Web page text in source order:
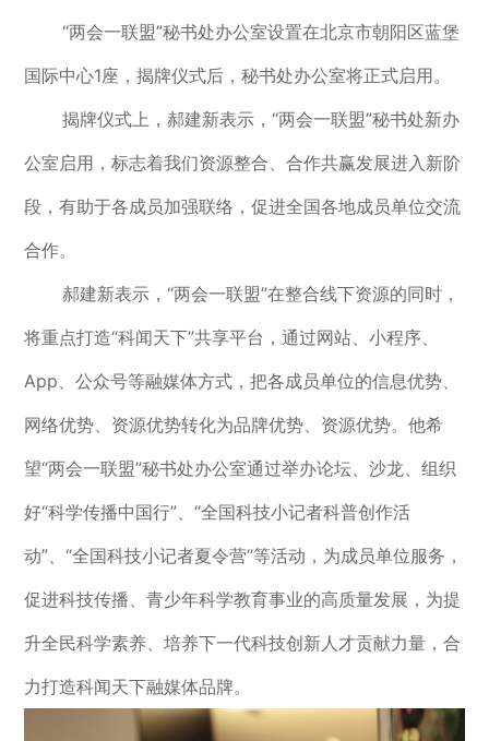
“两会一联盟”秘书处办公室设置在北京市朝阳区蓝堡
国际中心1座，揭牌仪式后，秘书处办公室将正式启用。
揭牌仪式上，郝建新表示，“两会一联盟”秘书处新办
公室启用，标志着我们资源整合、合作共赢发展进入新阶
段，有助于各成员加强联络，促进全国各地成员单位交流
合作。
郝建新表示，“两会一联盟”在整合线下资源的同时，
将重点打造“科闻天下”共享平台，通过网站、小程序、
App、公众号等融媒体方式，把各成员单位的信息优势、
网络优势、资源优势转化为品牌优势、资源优势。他希
望“两会一联盟”秘书处办公室通过举办论坛、沙龙、组织
好“科学传播中国行”、“全国科技小记者科普创作活
动”、“全国科技小记者夏令营”等活动，为成员单位服务，
促进科技传播、青少年科学教育事业的高质量发展，为提
升全民科学素养、培养下一代科技创新人才贡献力量，合
力打造科闻天下融媒体品牌。